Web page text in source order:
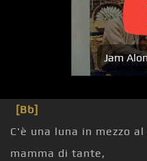
Jam
[Bb]
C'è una luna in mezzo
mamma di tante,